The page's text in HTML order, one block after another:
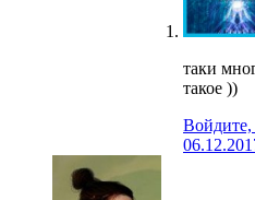
таки
такое ))
Войдите,